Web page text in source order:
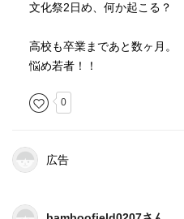
文化祭2日め、何か起こる？
高校も卒業まであと数ヶ月。
悩め若者！！
0
広告